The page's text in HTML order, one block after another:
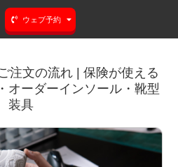
ウェブ予約
注文の流れ | 保険が使える
オーダーインソール・靴型
装具